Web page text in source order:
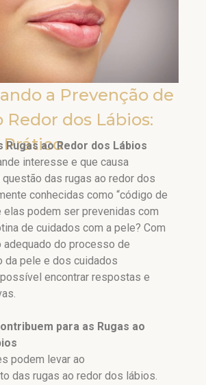
a Prevenção de
Redor dos Lábios:
Prático
Rugas ao Redor dos Lábios
interesse e que causa
das rugas ao redor dos
conhecidas como “código de
elas podem ser prevenidas com
de cuidados com a pele? Com
adequado do processo de
da pele e dos cuidados
encontrar respostas e
para as Rugas ao
podem levar ao
das rugas ao redor dos lábios.